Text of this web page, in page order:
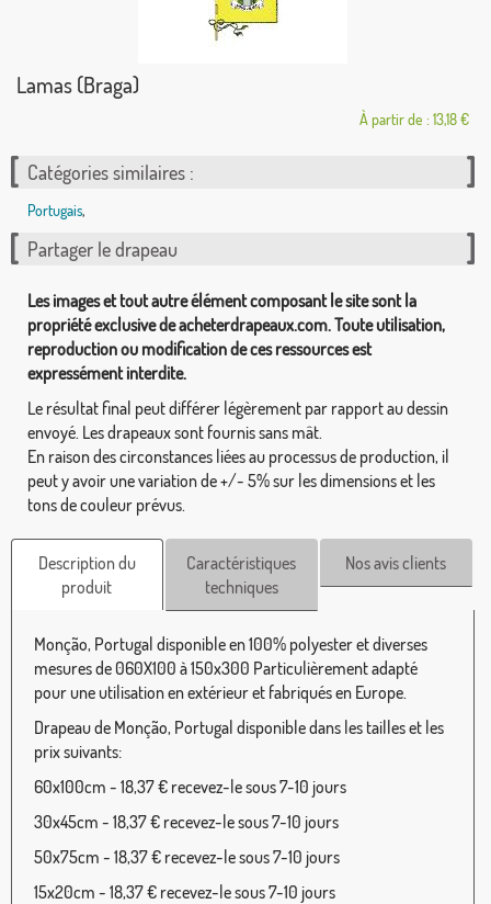
Lamas (Braga)
À partir de : 13,18 €
Catégories similaires :
Portugais,
Partager le drapeau
Les images et tout autre élément composant le site sont la
propriété exclusive de acheterdrapeaux.com. Toute utilisation,
reproduction ou modification de ces ressources est
expressément interdite.
Le résultat final peut différer légèrement par rapport au dessin
envoyé. Les drapeaux sont fournis sans mât.
En raison des circonstances liées au processus de production, il
peut y avoir une variation de +/- 5% sur les dimensions et les
tons de couleur prévus.
Description du
produit
Caractéristiques
techniques
Nos avis clients
Monção, Portugal disponible en 100% polyester et diverses
mesures de 060X100 à 150x300 Particulièrement adapté
pour une utilisation en extérieur et fabriqués en Europe.
Drapeau de Monção, Portugal disponible dans les tailles et les
prix suivants:
60x100cm - 18,37 € recevez-le sous 7-10 jours
30x45cm - 18,37 € recevez-le sous 7-10 jours
50x75cm - 18,37 € recevez-le sous 7-10 jours
15x20cm - 18,37 € recevez-le sous 7-10 jours